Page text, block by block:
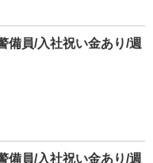
備員/入社祝い金あり/週
備員/入社祝い金あり/週